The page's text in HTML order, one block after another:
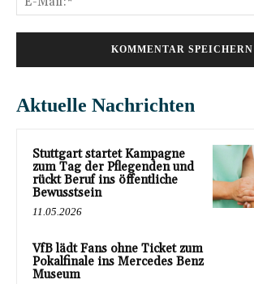
Aktuelle Nachrichten
Stuttgart startet Kampagne
zum Tag der Pflegenden und
rückt Beruf ins öffentliche
Bewusstsein
11.05.2026
VfB lädt Fans ohne Ticket zum
Pokalfinale ins Mercedes Benz
Museum